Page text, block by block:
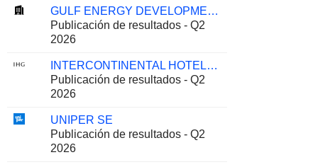
GULF ENERGY DEVELOPMENT
Publicación de resultados - Q2
2026
INTERCONTINENTAL HOTELS GROUP PLC
Publicación de resultados - Q2
2026
UNIPER SE
Publicación de resultados - Q2
2026